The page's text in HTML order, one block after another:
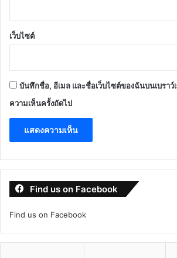
เว็บไซต์
บันทึกชื่อ, อีเมล และชื่อเว็บไซต์ของฉันบนเบราว์
ความเห็นครั้งถัดไป
Find us on Facebook
Find us on Facebook